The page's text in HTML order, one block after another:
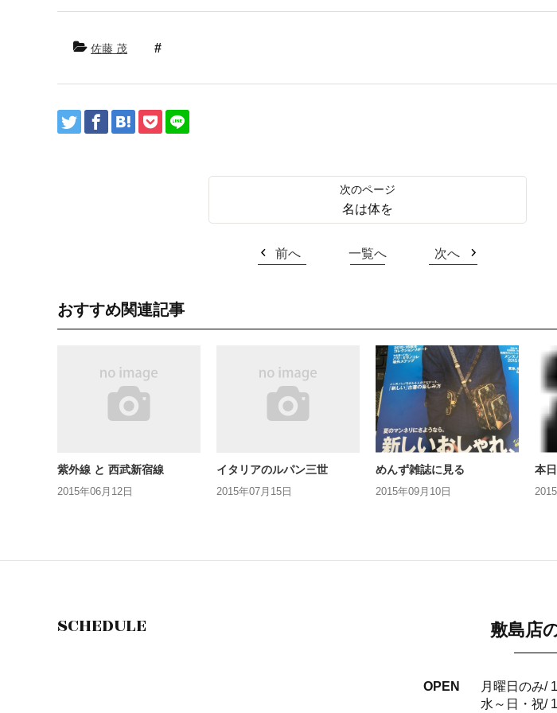
佐藤 茂
名は体を
前へ 一覧へ 次へ
おすすめ関連記事
紫外線 と 西武新宿線
2015年06月12日
イタリアのルパン三世
2015年07月15日
めんず雑誌に見る
2015年09月10日
本
SCHEDULE 敷島店
OPEN
月曜日のみ/
水～日・祝/